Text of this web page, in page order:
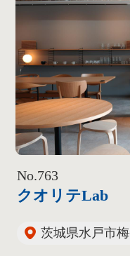
No.763
クオリテLab
茨城県水戸市梅